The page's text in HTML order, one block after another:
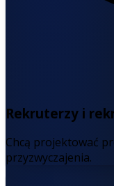
Rekruterzy i
Chcą projektować
przyzwyczajenia.